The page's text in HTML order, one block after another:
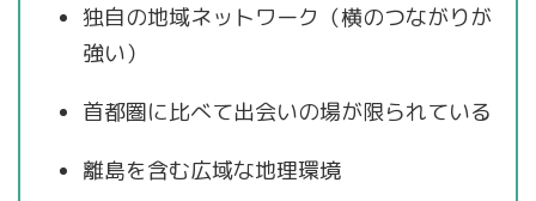
独自の地域ネットワーク（横のつながりが
強い）
首都圏に比べて出会いの場が限られている
離島を含む広域な地理環境